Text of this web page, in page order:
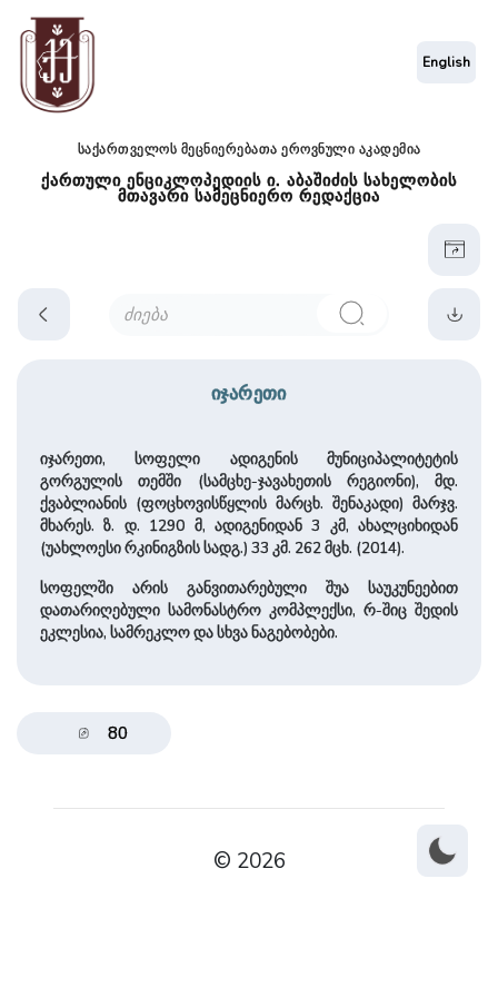
საქართველოს მეცნიერებათა ეროვნული აკადემია
ქართული ენციკლოპედიის ი. აბაშიძის სახელობის
მთავარი სამეცნიერო რედაქცია
English
იჯარეთი
იჯარეთი, სოფელი ადიგენის მუნიციპალიტეტის
გორგულის თემში (სამცხე-ჯავახეთის რეგიონი), მდ.
ქვაბლიანის (ფოცხოვის­წყლის ­მარცხ. შენაკადი) ­მარჯვ.
მხარეს. ზ. დ. 1290 მ, ადიგენიდან 3 კმ, ახალ­ციხიდან
(უახლოესი რკინიგზის სადგ.) 33 კმ. 262 მცხ. (2014).
სოფელში არის განვითარებული შუა საუკუნეებით
დათარიღებული სამონასტრო კომპ­ლექ­სი, რ-შიც შედის
ეკლესია, სამრეკლო და სხვა ნაგებობები.
80
© 2026